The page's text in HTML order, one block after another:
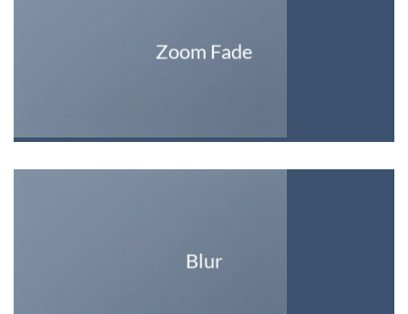
Zoom Fade
Blur